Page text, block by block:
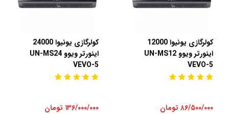
کولرگازی یونیوا 12000
اینورتر ویوو UN-MS12
VEVO-5
۸۶/۵۰۰/۰۰۰ تومان
کولرگازی یونیوا 24000
اینورتر ویوو UN-MS24
VEVO-5
۱۳۶/۰۰۰/۰۰۰ تومان